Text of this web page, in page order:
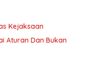
Kejaksaan
Aturan Dan Bukan